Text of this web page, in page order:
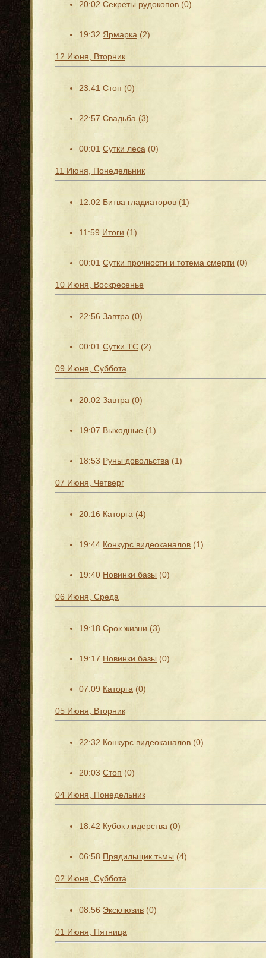
20:02 Секреты рудокопов (0)
19:32 Ярмарка (2)
12 Июня, Вторник
23:41 Стоп (0)
22:57 Свадьба (3)
00:01 Сутки леса (0)
11 Июня, Понедельник
12:02 Битва гладиаторов (1)
11:59 Итоги (1)
00:01 Сутки прочности и тотема смерти (0)
10 Июня, Воскресенье
22:56 Завтра (0)
00:01 Сутки ТС (2)
09 Июня, Суббота
20:02 Завтра (0)
19:07 Выходные (1)
18:53 Руны довольства (1)
07 Июня, Четверг
20:16 Каторга (4)
19:44 Конкурс видеоканалов (1)
19:40 Новинки базы (0)
06 Июня, Среда
19:18 Срок жизни (3)
19:17 Новинки базы (0)
07:09 Каторга (0)
05 Июня, Вторник
22:32 Конкурс видеоканалов (0)
20:03 Стоп (0)
04 Июня, Понедельник
18:42 Кубок лидерства (0)
06:58 Прядильщик тьмы (4)
02 Июня, Суббота
08:56 Эксклюзив (0)
01 Июня, Пятница